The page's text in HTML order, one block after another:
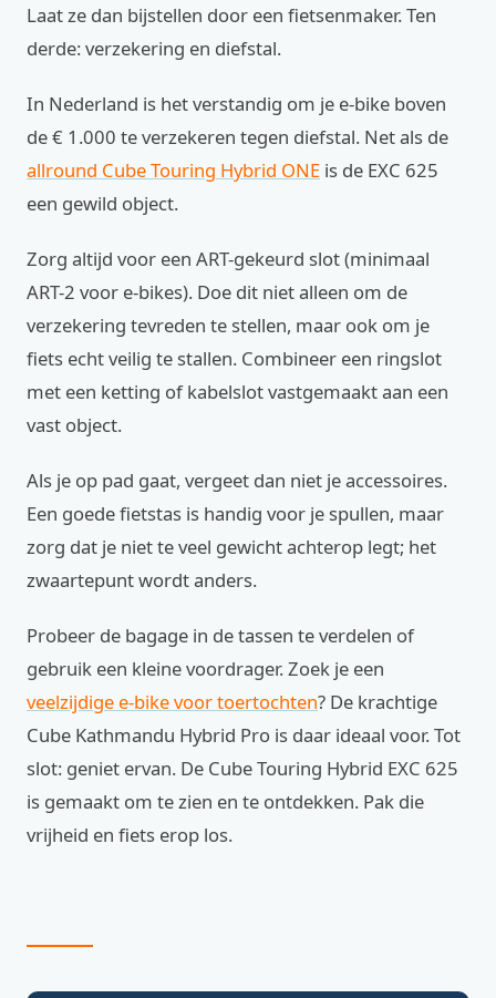
Laat ze dan bijstellen door een fietsenmaker. Ten
derde: verzekering en diefstal.
In Nederland is het verstandig om je e-bike boven
de € 1.000 te verzekeren tegen diefstal. Net als de
allround Cube Touring Hybrid ONE is de EXC 625
een gewild object.
Zorg altijd voor een ART-gekeurd slot (minimaal
ART-2 voor e-bikes). Doe dit niet alleen om de
verzekering tevreden te stellen, maar ook om je
fiets echt veilig te stallen. Combineer een ringslot
met een ketting of kabelslot vastgemaakt aan een
vast object.
Als je op pad gaat, vergeet dan niet je accessoires.
Een goede fietstas is handig voor je spullen, maar
zorg dat je niet te veel gewicht achterop legt; het
zwaartepunt wordt anders.
Probeer de bagage in de tassen te verdelen of
gebruik een kleine voordrager. Zoek je een
veelzijdige e-bike voor toertochten? De krachtige
Cube Kathmandu Hybrid Pro is daar ideaal voor. Tot
slot: geniet ervan. De Cube Touring Hybrid EXC 625
is gemaakt om te zien en te ontdekken. Pak die
vrijheid en fiets erop los.